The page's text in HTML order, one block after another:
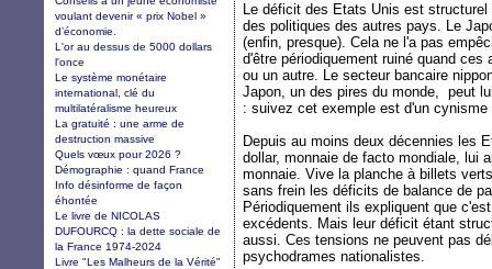
Le déficit des Etats Unis est
des politiques des autres pays. Le
(enfin, presque). Cela ne l'a pas
d'être périodiquement ruiné quand
ou un autre. Le secteur bancaire
Japon, un des pires du monde, peut
: suivez cet exemple est d'un cynisme
Depuis au moins deux décennies les
dollar, monnaie de facto mondiale, lui
monnaie. Vive la planche à billets
sans frein les déficits de balance de
Périodiquement ils expliquent que
excédents. Mais leur déficit étant
aussi. Ces tensions ne peuvent pas
psychodrames nationalistes.
voulant devenir « prix Nobel »
d’économie.
L'or au dessus de 5000 dollars
l'once
Le système monétaire
international, clé du
multilatéralisme heureux
La gratuité : une arme de
destruction massive
Quels vœux pour 2026 ?
Démographie : quand France
Info désinforme de façon
éhontée
Le livre de NICOLAS
DUFOURCQ : la dette sociale de
la France 1974-2024
Livre "Les Malheurs de la Vérité"